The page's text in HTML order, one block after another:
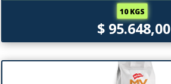
10 KGS
$ 95.648,00